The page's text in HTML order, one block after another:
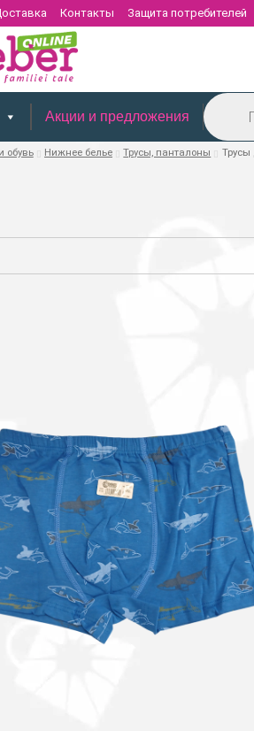
Контакты Защита потребителей
Акции и предложения
Поиск
товаров
обувь Нижнее белье Трусы, панталоны Трусы